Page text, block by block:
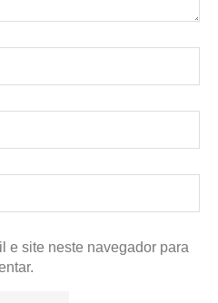
e site neste navegador para